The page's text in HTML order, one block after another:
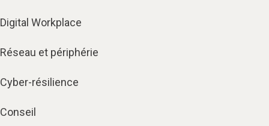
Digital Workplace
Réseau et périphérie
Cyber-résilience
Conseil